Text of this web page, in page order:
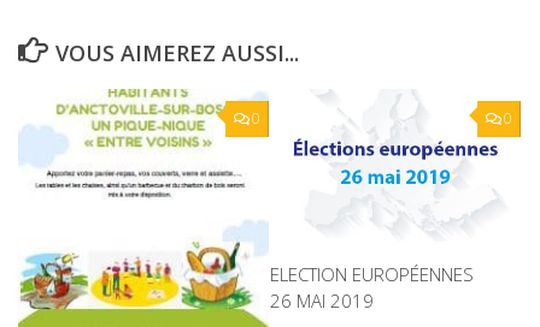
VOUS AIMEREZ AUSSI...
0 0
ELECTION EUROPÉENNES
26 MAI 2019